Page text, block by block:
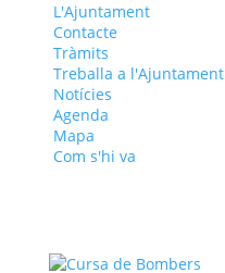
L'Ajuntament
Contacte
Tràmits
Treballa a l'Ajuntament
Notícies
Agenda
Mapa
Com s'hi va